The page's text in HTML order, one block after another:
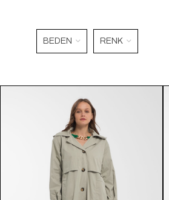
BEDEN RENK